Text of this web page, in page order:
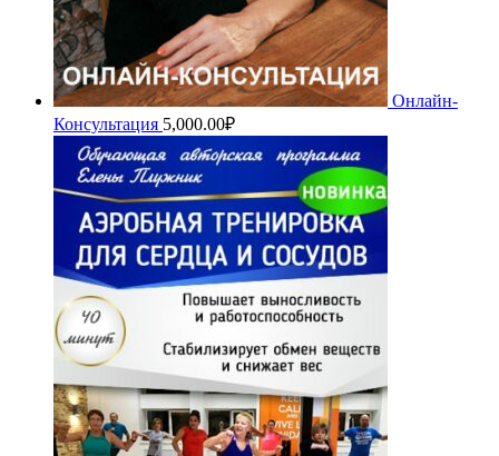
Онлайн-
Консультация 5,000.00₽